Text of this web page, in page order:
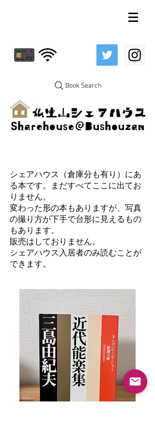
Book Search
シェアハウス（倉庫分も有り）にあ
る本です。まだすべてここに出てお
りません。
変わった形の本もありますが、写真
の撮り方が下手で台形に見えるもの
もあります。
​販売はしておりません。
シェアハウス入居者のみ読むことが
できます。